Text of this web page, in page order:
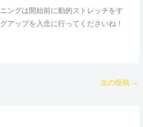
ングは開始前に動的ストレッチをす
アップを入念に行ってくださいね！
次の投稿 →